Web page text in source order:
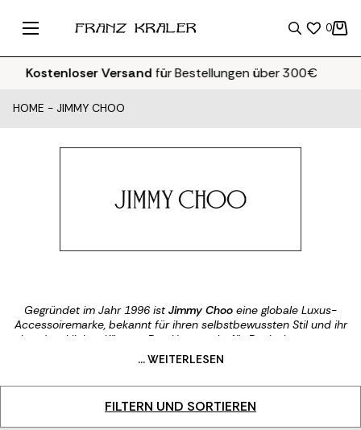
0
Kostenloser Versandfür Bestellungen über 300€
HOME - JIMMY CHOO
Gegründet im Jahr 1996 istJimmy Choo eine globale Luxus-
Accessoiremarke, bekannt für ihren selbstbewussten Stil und ihr
handwerkliches Können. Das Haus steht für Designkompetenz
und die Kunst der Prominenten-Ausstattung. Mit Hauptsitz in
London und unter der kreativen Leitung von Sandra Choi ist die
Marke ein weltweites Kraftzentrum, geprägt von Glamour,
... WEITERLESEN
FILTERN UND SORTIEREN